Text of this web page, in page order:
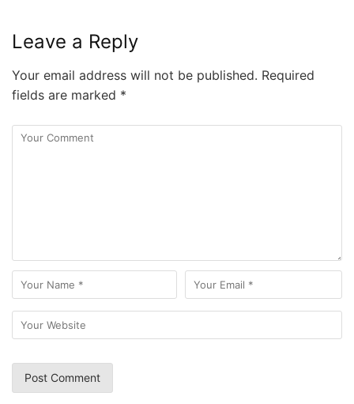
Leave a Reply
Your email address will not be published. Required
fields are marked *